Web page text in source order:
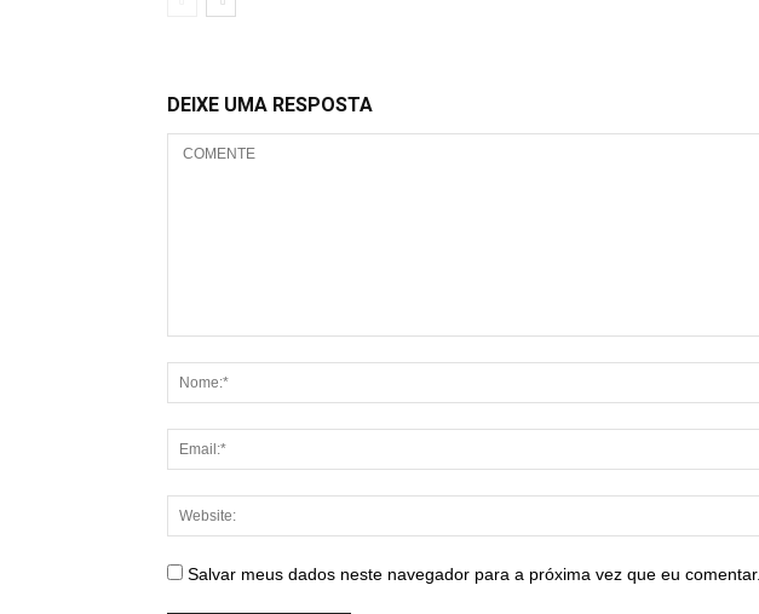
DEIXE UMA RESPOSTA
Salvar meus dados neste navegador para a próxima vez que eu comentar.